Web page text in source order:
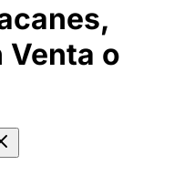
Venta o